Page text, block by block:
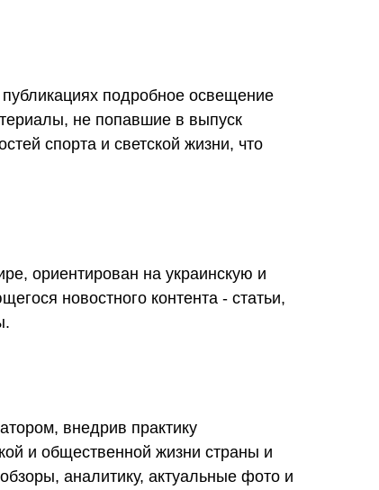
подробное освещение
не попавшие в выпуск
спорта и светской жизни, что
ориентирован на украинскую и
новостного контента - статьи,
внедрив практику
и общественной жизни страны и
аналитику, актуальные фото и